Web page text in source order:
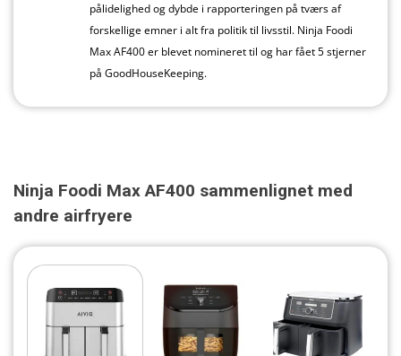
pålidelighed og dybde i rapporteringen på tværs af
forskellige emner i alt fra politik til livsstil. Ninja Foodi
Max AF400 er blevet nomineret til og har fået 5 stjerner
på GoodHouseKeeping.
Ninja Foodi Max AF400 sammenlignet med
andre airfryere